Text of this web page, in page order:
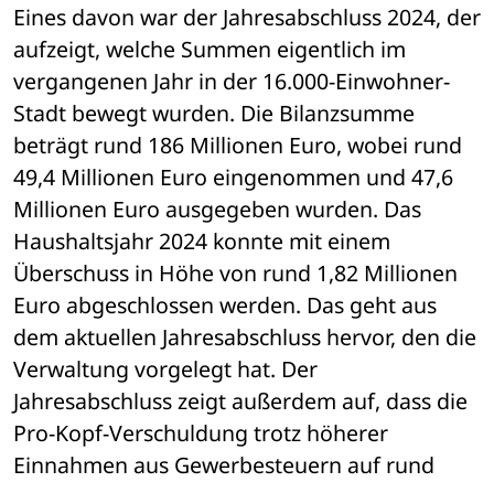
Eines davon war der Jahresabschluss 2024, der
aufzeigt, welche Summen eigentlich im
vergangenen Jahr in der 16.000-Einwohner-
Stadt bewegt wurden. Die Bilanzsumme
beträgt rund 186 Millionen Euro, wobei rund
49,4 Millionen Euro eingenommen und 47,6
Millionen Euro ausgegeben wurden. Das
Haushaltsjahr 2024 konnte mit einem
Überschuss in Höhe von rund 1,82 Millionen
Euro abgeschlossen werden. Das geht aus
dem aktuellen Jahresabschluss hervor, den die
Verwaltung vorgelegt hat. Der
Jahresabschluss zeigt außerdem auf, dass die
Pro-Kopf-Verschuldung trotz höherer
Einnahmen aus Gewerbesteuern auf rund